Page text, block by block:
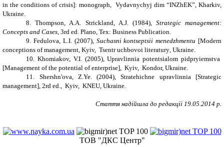
in the conditions of crisis]: monograph, Vydavnychyj dim “INZhEK”, Kharkiv,
Ukraine
8.
Thompson, A.A. Strickland, A.J. (1984), Strategic management:
Concepts and Cases , 3rd ed. Plano, Tex: Business Publication.
9.
Fedulova L.I. (2007), Suchasni kontseptsii menedzhmentu [Modern
conceptions of management, Kyiv, Tsentr uchbovoi literatury , Ukraine
10.
Khomiakov, V.I. (2005), Upravlinnia potentsialom pidpryiemstva
[Management of the potential of enterprise], Kyiv, Kondor, Ukraine.
11.
Shershn'ova, Z.Ye. (2004), Stratehichne upravlinnia [Strategic
management], 2rd ed , Kyiv, KNEU, Ukraine.
Стаття надійшла до редакції 19.05.2014 р.
ТОВ "ДКС Центр"